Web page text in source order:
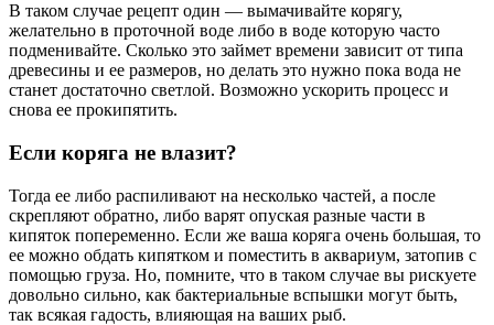
В таком случае рецепт один — вымачивайте корягу,
желательно в проточной воде либо в воде которую часто
подменивайте. Сколько это займет времени зависит от типа
древесины и ее размеров, но делать это нужно пока вода не
станет достаточно светлой. Возможно ускорить процесс и
снова ее прокипятить.
Если коряга не влазит?
Тогда ее либо распиливают на несколько частей, а после
скрепляют обратно, либо варят опуская разные части в
кипяток попеременно. Если же ваша коряга очень большая, то
ее можно обдать кипятком и поместить в аквариум, затопив с
помощью груза. Но, помните, что в таком случае вы рискуете
довольно сильно, как бактериальные вспышки могут быть,
так всякая гадость, влияющая на ваших рыб.